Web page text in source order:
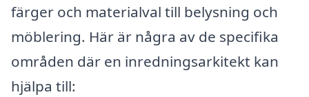
färger och materialval till belysning och
möblering. Här är några av de specifika
områden där en inredningsarkitekt kan
hjälpa till: